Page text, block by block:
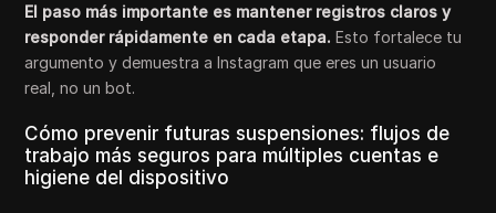
El paso más importante es mantener registros claros y
responder rápidamente en cada etapa. Esto fortalece tu
argumento y demuestra a Instagram que eres un usuario
real, no un bot.
Cómo prevenir futuras suspensiones: flujos de
trabajo más seguros para múltiples cuentas e
higiene del dispositivo